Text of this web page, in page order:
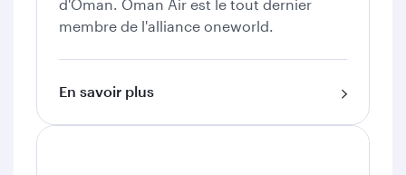
d'Oman. Oman Air est le tout dernier
membre de l'alliance oneworld.
En savoir plus